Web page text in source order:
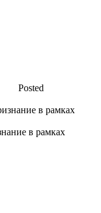
Posted
в рамках